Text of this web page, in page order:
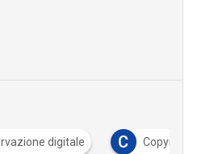
C Copyright F